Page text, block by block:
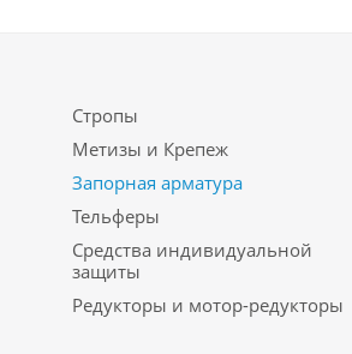
Стропы
Метизы и Крепеж
Запорная арматура
Тельферы
Средства индивидуальной
защиты
Редукторы и мотор-редукторы